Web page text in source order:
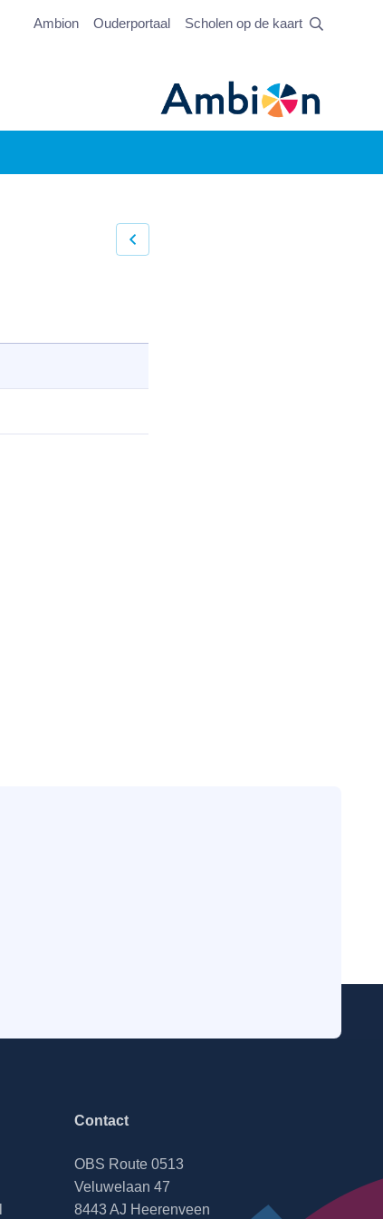
Ambion Ouderportaal Scholen op de kaart
Contact
OBS Route 0513
Veluwelaan 47
8443 AJ Heerenveen